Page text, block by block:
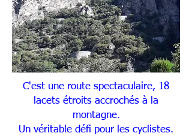
C'est une route spectaculaire, 18
lacets étroits accrochés à la
montagne.
Un véritable défi pour les cyclistes.